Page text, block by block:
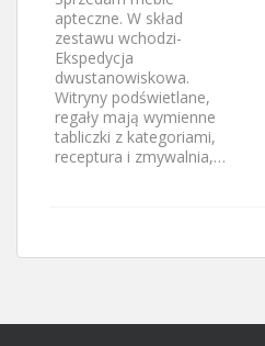
apteczne. W skład
zestawu wchodzi-
Ekspedycja
dwustanowiskowa.
Witryny podświetlane,
regały mają wymienne
tabliczki z kategoriami,
receptura i zmywalnia,…